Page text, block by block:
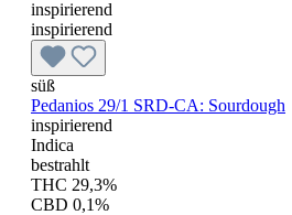
inspirierend
inspirierend
süß
Pedanios 29/1 SRD-CA: Sourdough
inspirierend
Indica
bestrahlt
THC 29,3%
CBD 0,1%